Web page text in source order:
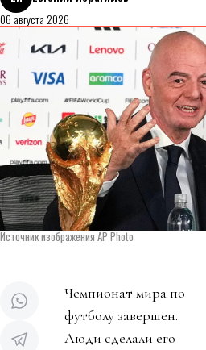
06 августа 2026
Источник изображения AP Photo
Чемпионат мира по
футболу завершен.
Люди сделали его